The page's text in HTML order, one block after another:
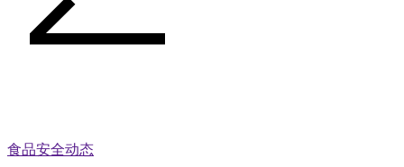
食品安全动态